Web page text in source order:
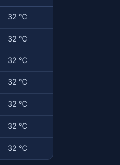
32 ℃
32 ℃
32 ℃
32 ℃
32 ℃
32 ℃
32 ℃